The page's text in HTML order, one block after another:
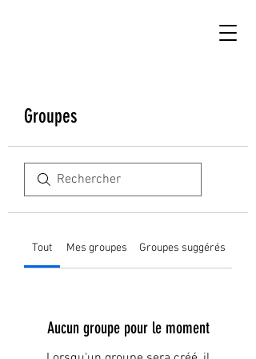
Groupes
Tout Mes groupes Groupes suggérés
Aucun groupe pour le moment